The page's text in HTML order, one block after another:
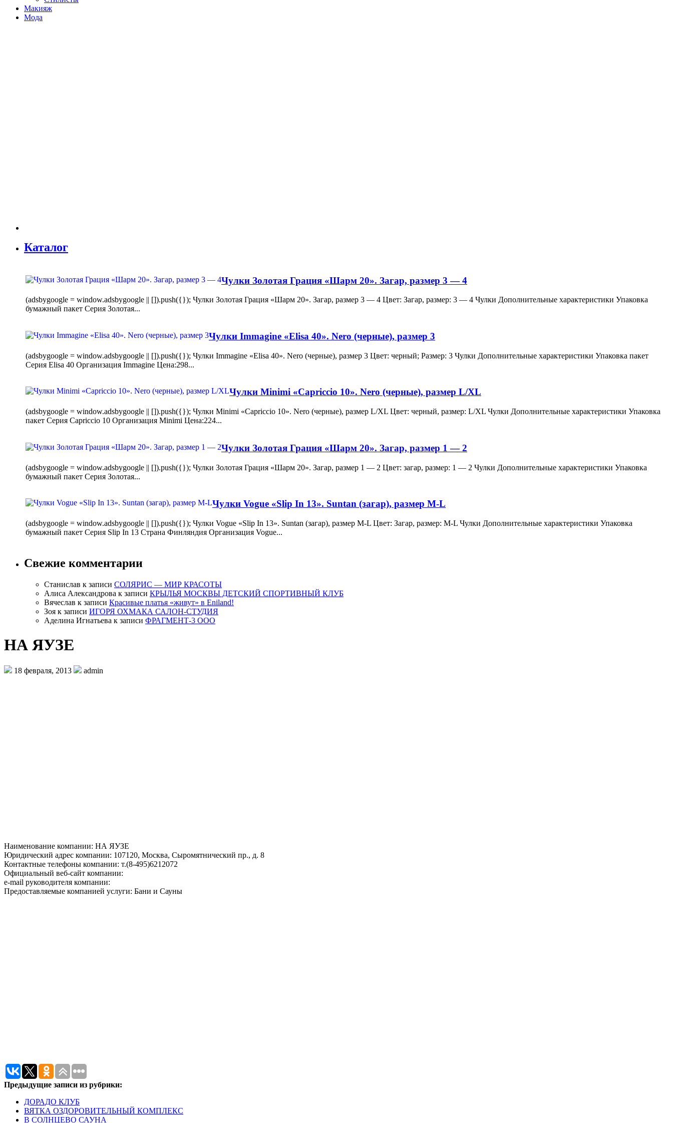
Макияж
Мода
Каталог
Чулки Золотая Грация «Шарм 20». Загар, размер 3 — 4
(adsbygoogle = window.adsbygoogle || []).push({}); Чулки Золотая Грация «Шарм 20». Загар, размер 3 — 4 Цвет: Загар, размер: 3 — 4 Чулки Дополнительные характеристики Упаковка
бумажный пакет Серия Золотая...
Чулки Immagine «Elisa 40». Nero (черные), размер 3
(adsbygoogle = window.adsbygoogle || []).push({}); Чулки Immagine «Elisa 40». Nero (черные), размер 3 Цвет: черный; Размер: 3 Чулки Дополнительные характеристики Упаковка пакет
Серия Elisa 40 Организация Immagine Цена:298...
Чулки Minimi «Capriccio 10». Nero (черные), размер L/XL
(adsbygoogle = window.adsbygoogle || []).push({}); Чулки Minimi «Capriccio 10». Nero (черные), размер L/XL Цвет: черный, размер: L/XL Чулки Дополнительные характеристики Упаковка
пакет Серия Capriccio 10 Организация Minimi Цена:224...
Чулки Золотая Грация «Шарм 20». Загар, размер 1 — 2
(adsbygoogle = window.adsbygoogle || []).push({}); Чулки Золотая Грация «Шарм 20». Загар, размер 1 — 2 Цвет: загар, размер: 1 — 2 Чулки Дополнительные характеристики Упаковка
бумажный пакет Серия Золотая...
Чулки Vogue «Slip In 13». Suntan (загар), размер M-L
(adsbygoogle = window.adsbygoogle || []).push({}); Чулки Vogue «Slip In 13». Suntan (загар), размер M-L Цвет: Загар, размер: M-L Чулки Дополнительные характеристики Упаковка
бумажный пакет Серия Slip In 13 Страна Финляндия Организация Vogue...
Свежие комментарии
Станислав к записи СОЛЯРИС — МИР КРАСОТЫ
Алиса Александрова к записи КРЫЛЬЯ МОСКВЫ ДЕТСКИЙ СПОРТИВНЫЙ КЛУБ
Вячеслав к записи Красивые платья «живут» в Eniland!
Зоя к записи ИГОРЯ ОХМАКА САЛОН-СТУДИЯ
Аделина Игнатьева к записи ФРАГМЕНТ-3 ООО
НА ЯУЗЕ
18 февраля, 2013 admin
Наименование компании: НА ЯУЗЕ
Юридический адрес компании: 107120, Москва, Сыромятнический пр., д. 8
Контактные телефоны компании: т.(8-495)6212072
Официальный веб-сайт компании:
e-mail руководителя компании:
Предоставляемые компанией услуги: Бани и Сауны
Предыдущие записи из рубрики:
ДОРАДО КЛУБ
ВЯТКА ОЗДОРОВИТЕЛЬНЫЙ КОМПЛЕКС
В СОЛНЦЕВО САУНА